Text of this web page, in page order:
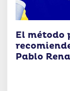
El método
Pablo